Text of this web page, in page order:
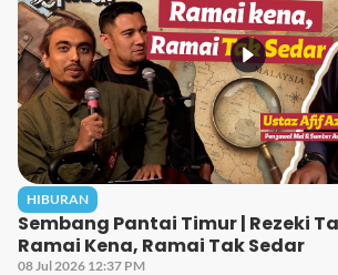
HIBURAN
Sembang Pantai Timur | Rezeki
Ramai Kena, Ramai Tak Sedar
08 Jul 2026 12:37 PM